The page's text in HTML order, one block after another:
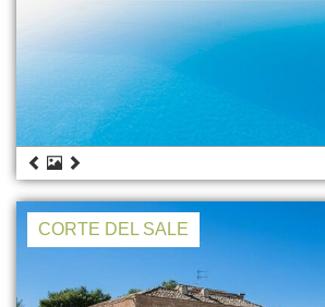
CORTE DEL SALE